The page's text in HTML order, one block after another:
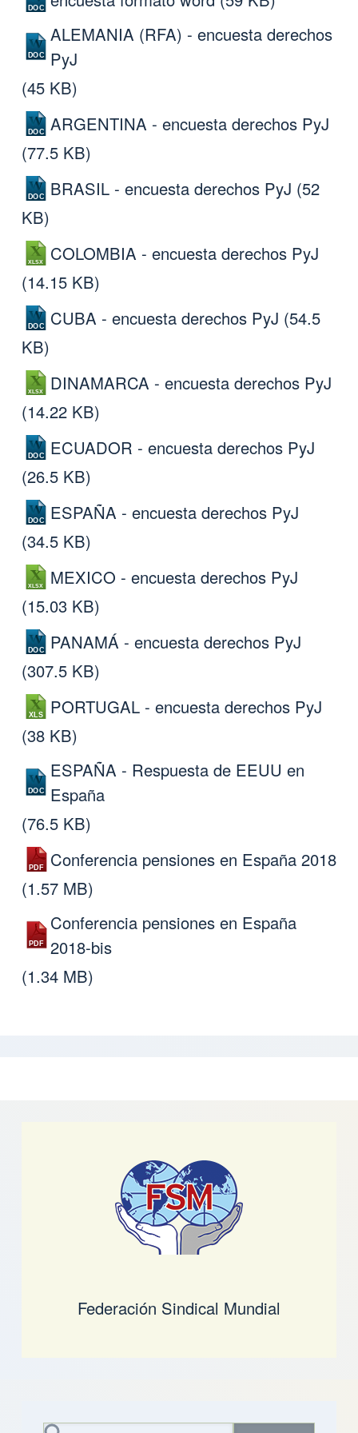
ALEMANIA (RFA) - encuesta derechos
PyJ
(45 KB)
ARGENTINA - encuesta derechos PyJ
(77.5 KB)
BRASIL - encuesta derechos PyJ (52
KB)
COLOMBIA - encuesta derechos PyJ
(14.15 KB)
CUBA - encuesta derechos PyJ (54.5
KB)
DINAMARCA - encuesta derechos PyJ
(14.22 KB)
ECUADOR - encuesta derechos PyJ
(26.5 KB)
ESPAÑA - encuesta derechos PyJ
(34.5 KB)
MEXICO - encuesta derechos PyJ
(15.03 KB)
PANAMÁ - encuesta derechos PyJ
(307.5 KB)
PORTUGAL - encuesta derechos PyJ
(38 KB)
ESPAÑA - Respuesta de EEUU en
España
(76.5 KB)
Conferencia pensiones en España 2018
(1.57 MB)
Conferencia pensiones en España
2018-bis
(1.34 MB)
Federación Sindical Mundial